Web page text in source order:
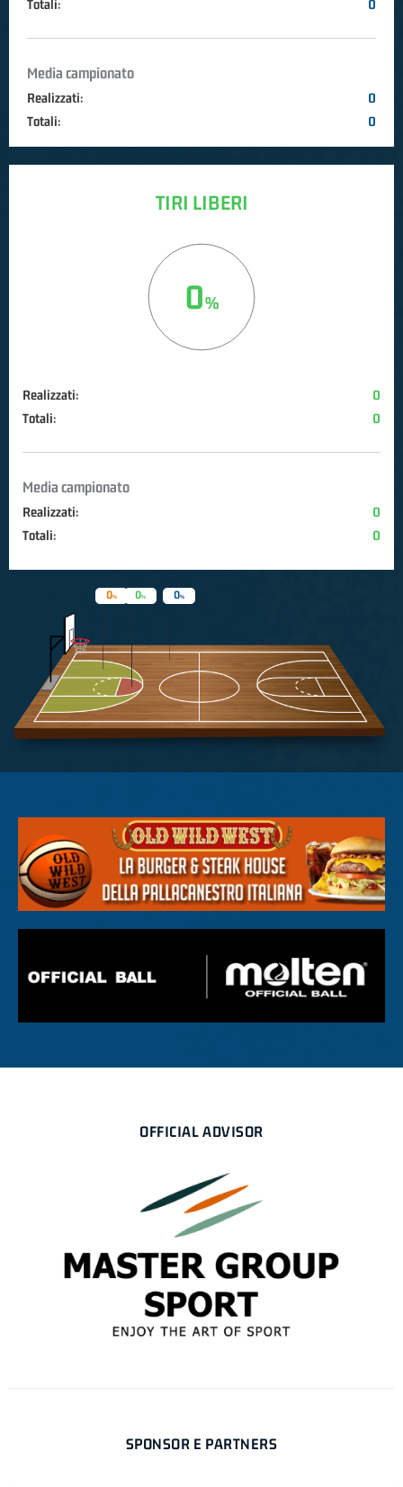
Totali: 0
Media campionato
Realizzati:
0
Totali:
0
TIRI LIBERI
0
Realizzati:
0
Totali:
0
Media campionato
Realizzati:
0
Totali:
0
0
0 0
OFFICIAL ADVISOR
SPONSOR E PARTNERS